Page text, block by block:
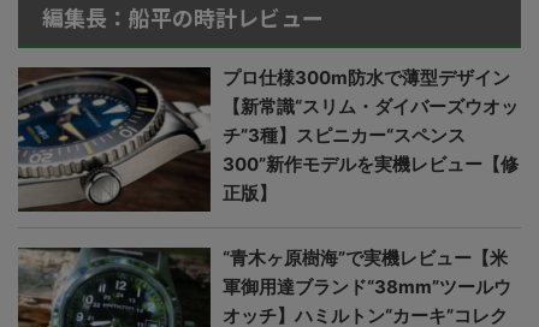
編集長：船平の時計レビュー
プロ仕様300m防水で薄型デザイン
【新常識“スリム・ダイバーズウオッ
チ”3種】スピニカー“スペンス
300”新作モデルを実機レビュー【修
正版】
“青木ヶ原樹海”で実機レビュー【米
軍御用達ブランド“38mm”ツールウ
オッチ】ハミルトン“カーキ”コレク